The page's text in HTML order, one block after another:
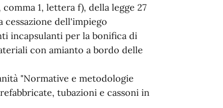
1, lettera f), della legge 27
cessazione dell'impiego
incapsulanti per la bonifica di
con amianto a bordo delle
"Normative e metodologie
tubazioni e cassoni in